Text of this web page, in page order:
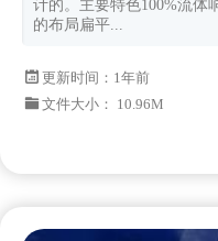
计的。主要特色100%流体
的布局扁平...
更新时间： 1年前
文件大小： 10.96M